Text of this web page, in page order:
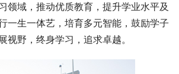
领域，推动优质教育，提升学业水平及
一生一体艺，培育多元智能，鼓励学子
视野，终身学习，追求卓越。